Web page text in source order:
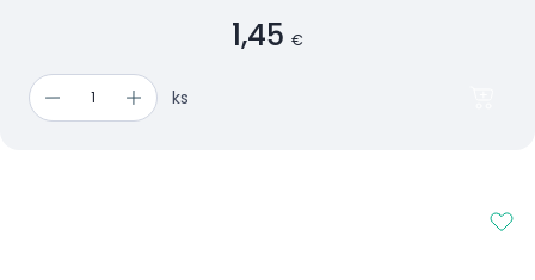
1,45 €
ks